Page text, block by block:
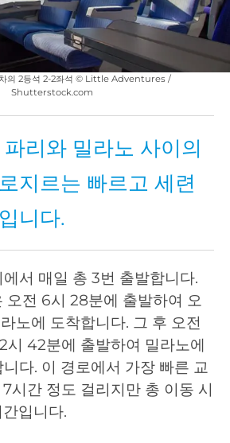
의 2등석 2-2좌석 © Little Adventures /
Shutterstock.com
리와 밀라노 사이의
지르는 빠르고 세련
니다.
서 매일 총 3번 출발합니다.
오전 6시 28분에 출발하여 오
노에 도착합니다. 그 후 오전
시 42분에 출발하여 밀라노에
다. 이 경로에서 가장 빠른 교
시간 정도 걸리지만 총 이동 시
입니다.